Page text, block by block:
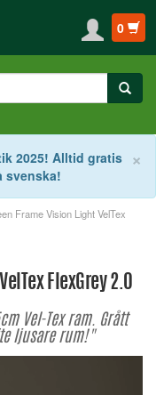
0
×
2025! Alltid gratis
svenska!
Frame Vision Light VelTex
FlexGrey 2.0
Vel-Tex ram. Grått
ljusare rum!"